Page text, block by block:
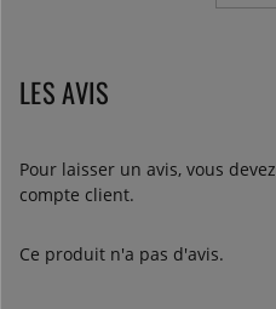
LES AVIS
Pour laisser un avis, vous devez
compte client.
Ce produit n'a pas d'avis.